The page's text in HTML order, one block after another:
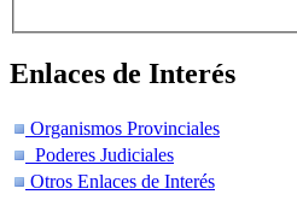
Enlaces de Interés
Organismos Provinciales
Poderes Judiciales
Otros Enlaces de Interés